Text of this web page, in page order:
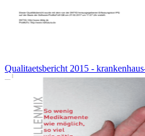
Qualitaetsbericht 2015 -